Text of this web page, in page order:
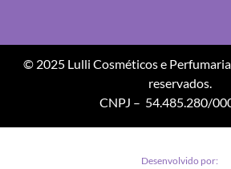
© 2025 Lulli Cosméticos e
reservados.
CNPJ – 54.485.280/
Desenvolvido por: